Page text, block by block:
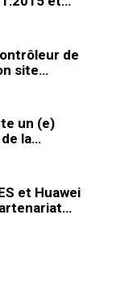
de
site…
un (e)
la…
et Huawei